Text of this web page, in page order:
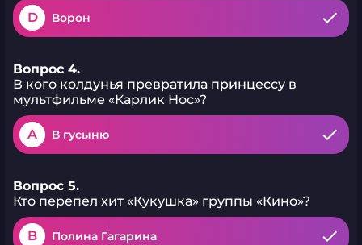
D Ворон
Вопрос 4.
В кого колдунья превратила принцессу в
мультфильме «Карлик Нос»?
A В гусыню
Вопрос 5.
Кто перепел хит «Кукушка» группы «Кино»?
B Полина Гагарина